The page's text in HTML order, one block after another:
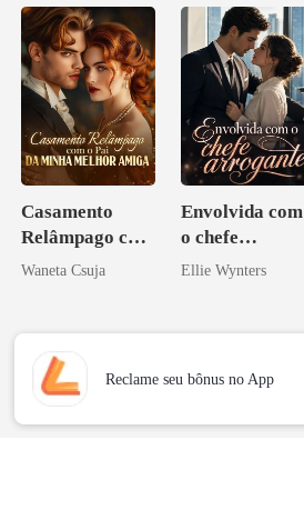
Casamento
Relâmpago com
o Pai da Minha
Waneta Csuja
Envolvida com
o chefe
arrogante
Ellie Wynters
Reclame seu bônus no App